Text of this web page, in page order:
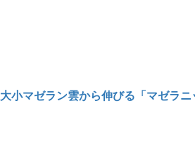
大小マゼラン雲から伸びる「マゼラ